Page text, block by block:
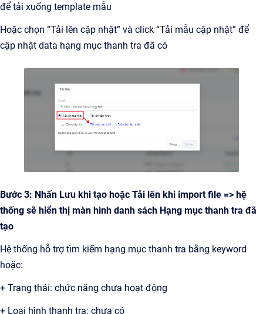
để tải xuống template mẫu
Hoặc chọn “Tải lên cập nhật” và click “Tải mẫu cập nhật” để
cập nhật data hạng mục thanh tra đã có
Bước 3: Nhấn Lưu khi tạo hoặc Tải lên khi import file => hệ
thống sẽ hiển thị màn hình danh sách Hạng mục thanh tra đã
tạo
Hệ thống hỗ trợ tìm kiếm hạng mục thanh tra bằng keyword
hoặc:
+ Trạng thái: chức năng chưa hoạt động
+ Loại hình thanh tra: chưa có